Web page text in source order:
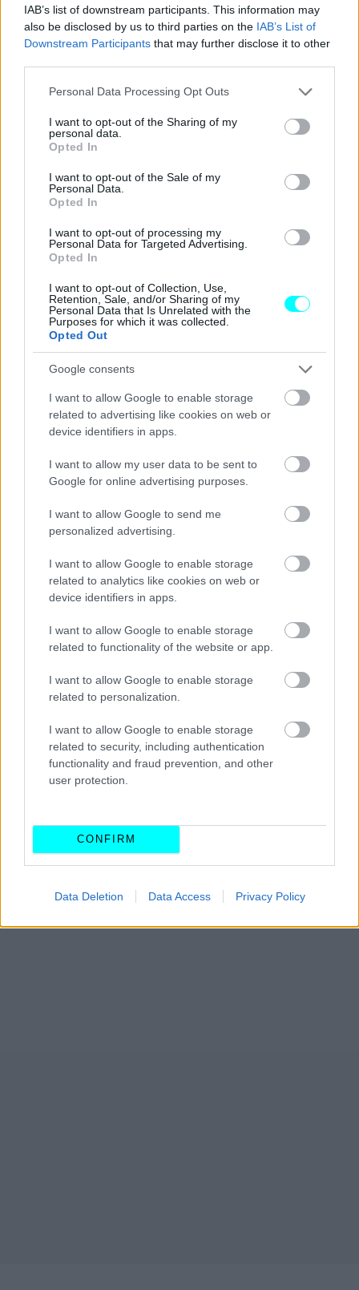
IAB’s list of downstream participants. This information may
also be disclosed by us to third parties on the IAB’s List of
Downstream Participants that may further disclose it to other
Please note that this website/app uses one or more Google
not limited to your visit or usage behaviour. You may click to
grant or deny consent to Google and its third-party tags to
use your data for below specified purposes in below Google
consent section.
Personal Data Processing Opt Outs
I want to opt-out of the Sharing of my
personal data.
Opted In
I want to opt-out of the Sale of my
Personal Data.
Opted In
I want to opt-out of processing my
Personal Data for Targeted Advertising.
Opted In
I want to opt-out of Collection, Use,
Retention, Sale, and/or Sharing of my
Personal Data that Is Unrelated with the
Purposes for which it was collected.
Opted Out
Google consents
I want to allow Google to enable storage
related to advertising like cookies on web or
device identifiers in apps.
I want to allow my user data to be sent to
Google for online advertising purposes.
I want to allow Google to send me
personalized advertising.
I want to allow Google to enable storage
related to analytics like cookies on web or
device identifiers in apps.
I want to allow Google to enable storage
related to functionality of the website or app.
I want to allow Google to enable storage
related to personalization.
I want to allow Google to enable storage
related to security, including authentication
functionality and fraud prevention, and other
user protection.
CONFIRM
Data Deletion Data Access Privacy Policy
Στα δυνατά χαρτιά του αμιγώς ηλεκτρικού
επαγγελματικού μοντέλου συγκαταλέγεται ο κορυφαίος
για την κατηγορίαεξοπλισμός ασφάλειας και άνεσης
με τα ABS με EBD
, το σύστημα παρακολούθησης πίεσης
ελαστικών και το σύστημα υποβοήθησης σε ανηφόρα.
Μέρος του στάνταρ εξοπλισμού είναι και το
υποβοηθούμενο τιμόνι, το air condition, τα ηλεκτρικά
παράθυρα αλλά και το κεντρικό κλείδωμα με τηλεχειρισμό.
Παράλληλα, οι πλουσιότερες εκδόσεις Premium και
Executive φέρουν επιπλέον αερόσακος οδηγού, cruise
παρκαρίσματος και multimedia σύστημα με οθόνη 9
ιντσών.
Για την φόρτιση των μπαταριών από οικιακή πρίζα
κινητήρας των 20 ίππων και 100 Nmεξασφαλίζει,
εκτός από ιδιαίτερα οικονομική λειτουργία, τις επιδόσεις
που απαιτούνται στους δρόμους της πόλης με την τελική
ταχύτητα να φτάνει τα 90 χλμ./ώρα.